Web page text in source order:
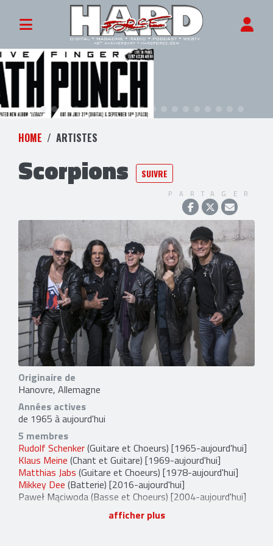
HOME ARTISTES
Scorpions SUIVRE
PARTAGER
Originaire de
Hanovre, Allemagne
Années actives
de 1965 à aujourd'hui
5 membres
Rudolf Schenker(Guitare et Choeurs) [1965-aujourd'hui]
Klaus Meine (Chant et Guitare) [1969-aujourd'hui]
Matthias Jabs (Guitare et Choeurs) [1978-aujourd'hui]
Mikkey Dee (Batterie) [2016-aujourd'hui]
Paweł Mąciwoda(Basse et Choeurs) [2004-aujourd'hui]
22 anciens membresafficher plus